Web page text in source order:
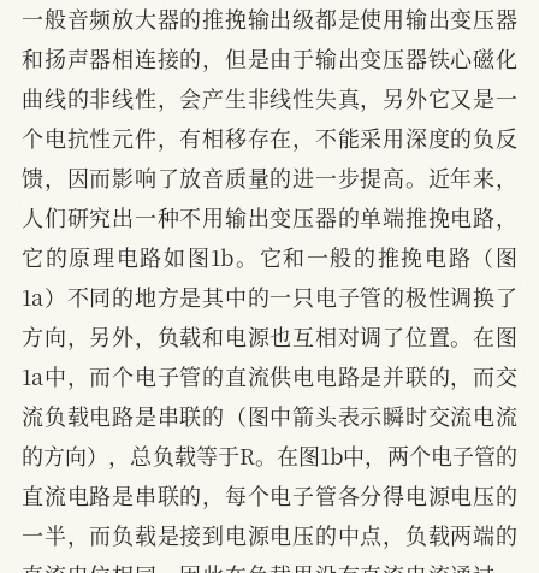
一般音频放大器的推挽输出级都是使用输出变压器
和扬声器相连接的，但是由于输出变压器铁心磁化
曲线的非线性，会产生非线性失真，另外它又是一
个电抗性元件，有相移存在，不能采用深度的负反
馈，因而影响了放音质量的进一步提高。近年来，
人们研究出一种不用输出变压器的单端推挽电路，
它的原理电路如图1b。它和一般的推挽电路（图
1a）不同的地方是其中的一只电子管的极性调换了
方向，另外，负载和电源也互相对调了位置。在图
1a中，而个电子管的直流供电电路是并联的，而交
流负载电路是串联的（图中箭头表示瞬时交流电流
的方向），总负载等于R。在图1b中，两个电子管的
直流电路是串联的，每个电子管各分得电源电压的
一半，而负载是接到电源电压的中点，负载两端的